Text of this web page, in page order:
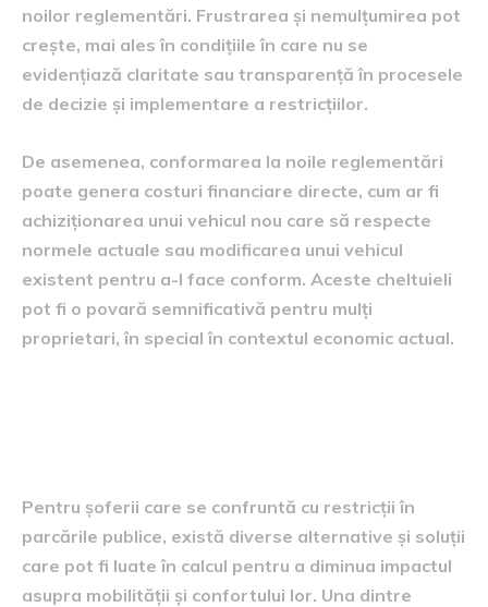
noilor reglementări. Frustrarea și nemulțumirea pot
crește, mai ales în condițiile în care nu se
evidențiază claritate sau transparență în procesele
de decizie și implementare a restricțiilor.
De asemenea, conformarea la noile reglementări
poate genera costuri financiare directe, cum ar fi
achiziționarea unui vehicul nou care să respecte
normele actuale sau modificarea unui vehicul
existent pentru a-l face conform. Aceste cheltuieli
pot fi o povară semnificativă pentru mulți
proprietari, în special în contextul economic actual.
Pentru șoferii care se confruntă cu restricții în
parcările publice, există diverse alternative și soluții
care pot fi luate în calcul pentru a diminua impactul
asupra mobilității și confortului lor. Una dintre